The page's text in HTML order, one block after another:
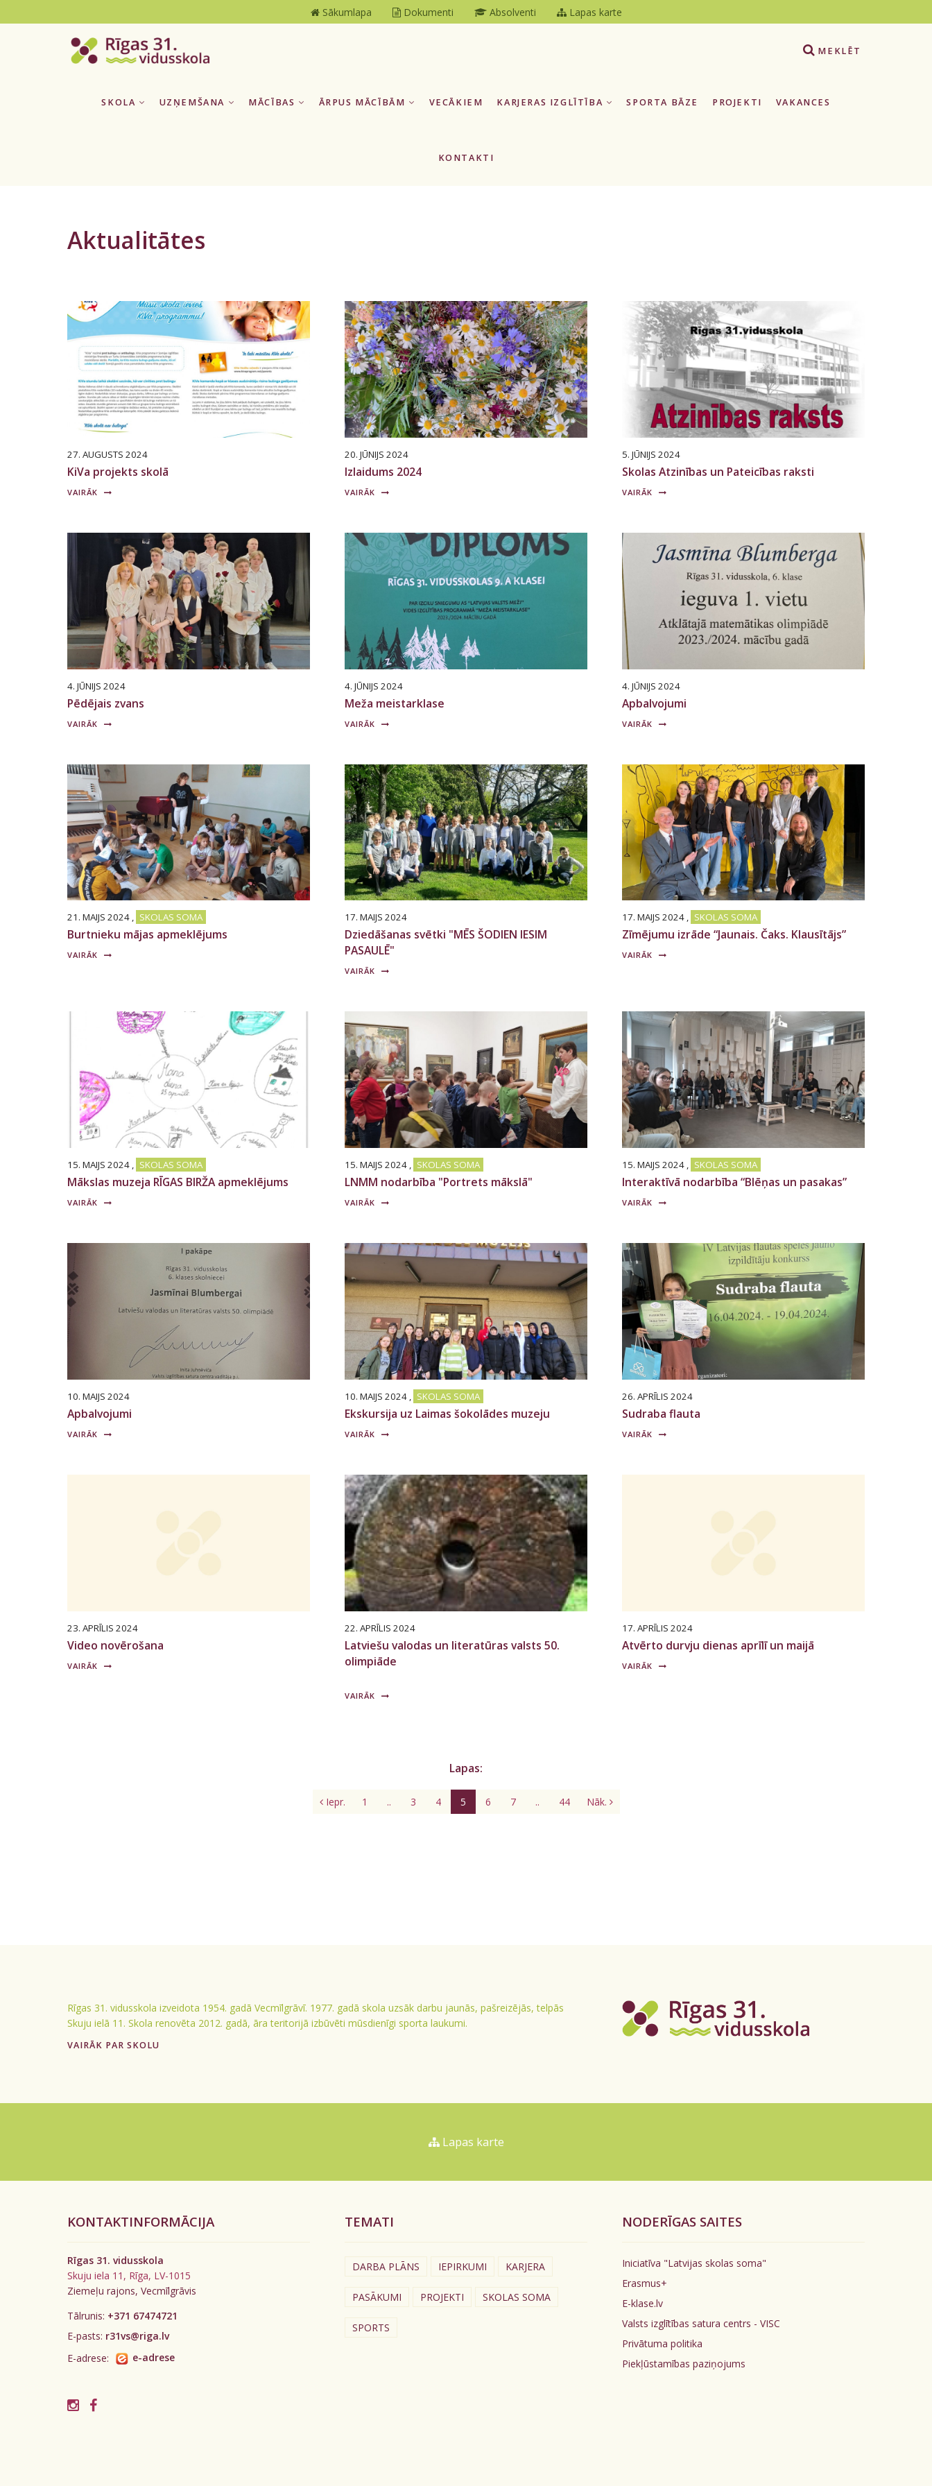
Sākumlapa Dokumenti Absolventi Lapas karte
MEKLĒT
SKOLA UZŅEMŠANA MĀCĪBAS ĀRPUS MĀCĪBĀM VECĀKIEM KARJERAS IZGLĪTĪBA SPORTA BĀZE PROJEKTI VAKANCES
KONTAKTI
Aktualitātes
27. AUGUSTS 2024
KiVa projekts skolā
VAIRĀK
20. JŪNIJS 2024
Izlaidums 2024
VAIRĀK
5. JŪNIJS 2024
Skolas Atzinības un Pateicības raksti
VAIRĀK
4. JŪNIJS 2024
Pēdējais zvans
VAIRĀK
4. JŪNIJS 2024
Meža meistarklase
VAIRĀK
4. JŪNIJS 2024
Apbalvojumi
VAIRĀK
21. MAIJS 2024 , SKOLAS SOMA
Burtnieku mājas apmeklējums
VAIRĀK
17. MAIJS 2024
Dziedāšanas svētki "MĒS ŠODIEN IESIM
PASAULĒ"
VAIRĀK
17. MAIJS 2024 , SKOLAS SOMA
Zīmējumu izrāde “Jaunais. Čaks. Klausītājs”
VAIRĀK
15. MAIJS 2024 , SKOLAS SOMA
Mākslas muzeja RĪGAS BIRŽA apmeklējums
VAIRĀK
15. MAIJS 2024 , SKOLAS SOMA
LNMM nodarbība "Portrets mākslā"
VAIRĀK
15. MAIJS 2024 , SKOLAS SOMA
Interaktīvā nodarbība “Blēņas un pasakas”
VAIRĀK
10. MAIJS 2024
Apbalvojumi
VAIRĀK
10. MAIJS 2024 , SKOLAS SOMA
Ekskursija uz Laimas šokolādes muzeju
VAIRĀK
26. APRĪLIS 2024
Sudraba flauta
VAIRĀK
23. APRĪLIS 2024
Video novērošana
VAIRĀK
22. APRĪLIS 2024
Latviešu valodas un literatūras valsts 50.
olimpiāde
VAIRĀK
17. APRĪLIS 2024
Atvērto durvju dienas aprīlī un maijā
VAIRĀK
Lapas:
Iepr. 1 .. 3 4 5 6 7 .. 44 Nāk.
Rīgas 31. vidusskola izveidota 1954. gadā Vecmīlgrāvī. 1977. gadā skola uzsāk darbu jaunās, pašreizējās, telpās
Skuju ielā 11. Skola renovēta 2012. gadā, āra teritorijā izbūvēti mūsdienīgi sporta laukumi.
VAIRĀK PAR SKOLU
Lapas karte
KONTAKTINFORMĀCIJA
Rīgas 31. vidusskola
Skuju iela 11, Rīga, LV-1015
Ziemeļu rajons, Vecmīlgrāvis
Tālrunis: +371 67474721
E-pasts: r31vs@riga.lv
E-adrese:
e-adrese
TEMATI
DARBA PLĀNS IEPIRKUMI KARJERA
PASĀKUMI PROJEKTI SKOLAS SOMA
SPORTS
NODERĪGAS SAITES
Iniciatīva "Latvijas skolas soma"
Erasmus+
E-klase.lv
Valsts izglītības satura centrs - VISC
Privātuma politika
Piekļūstamības paziņojums